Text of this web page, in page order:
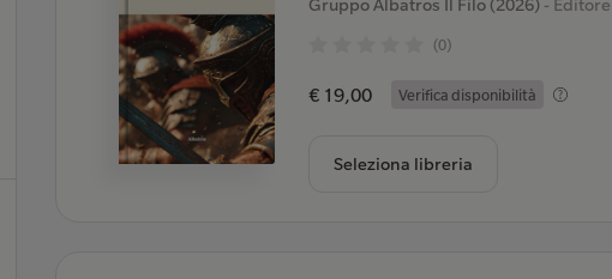
Gruppo Albatros Il Filo (2026)- Editore
(0)
€ 19,00 Verifica disponibilità
Seleziona libreria